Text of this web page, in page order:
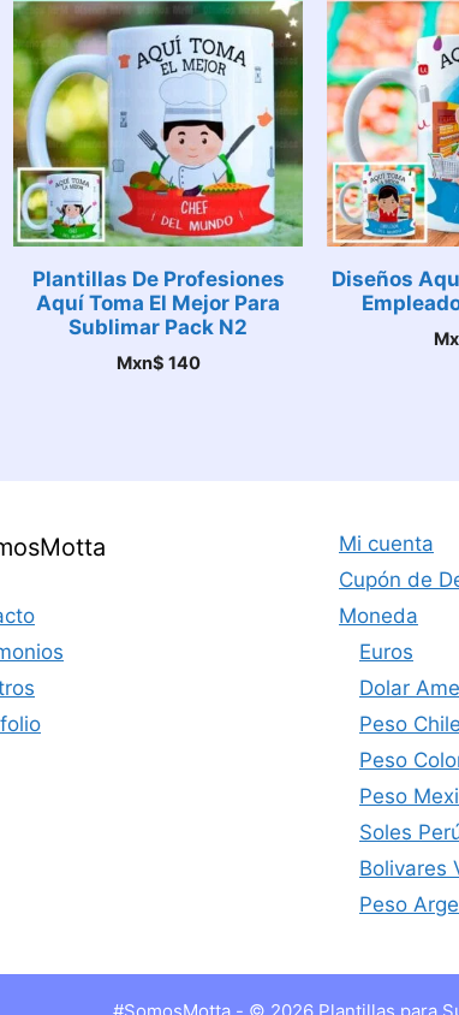
Plantillas De Profesiones
Aquí Toma El Mejor Para
Sublimar Pack N2
Mxn$ 140
Diseños
Mi cuenta
Cupón de
Moneda
Euros
Dolar
Peso
Peso
Peso
Soles
Bolivares
Peso